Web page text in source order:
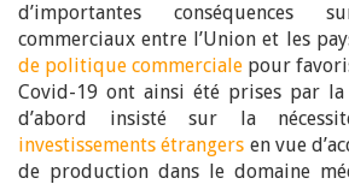
d’importantes conséquences
commerciaux entre l’Union et les
de politique commerciale pour
Covid-19 ont ainsi été prises par la
d’abord insisté sur la
investissements étrangers en vue
de production dans le domaine